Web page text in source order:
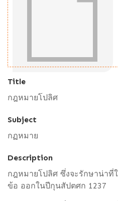
Title
กฎหมายโปลิศ
Subject
กฏหมาย
Description
กฎหมายโปลิศ ซึ่งจะรักษาน่าที่
ข้อ ออกในปีกุนสัปตศก 1237